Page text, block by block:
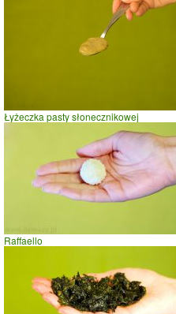
Łyżeczka pasty słonecznikowej
Raffaello